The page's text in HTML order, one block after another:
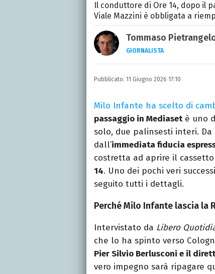
Il conduttore di Ore 14, dopo il
Viale Mazzini è obbligata a
Tommaso
GIORNALISTA
Autore, giornalista,
appassionato di
Pubblicato: 11 Giugno 2026 17:10
Milo Infante ha scelto di
passaggio in Mediasetè uno
solo, due palinsesti interi.
dall’immediata fiducia
costretta ad aprire il
14. Uno dei pochi veri
seguito tutti i dettagli.
Perché Milo Infante lascia la
Intervistato da Libero
che lo ha spinto verso
Pier Silvio Berlusconi e il
vero impegno sarà ripagare